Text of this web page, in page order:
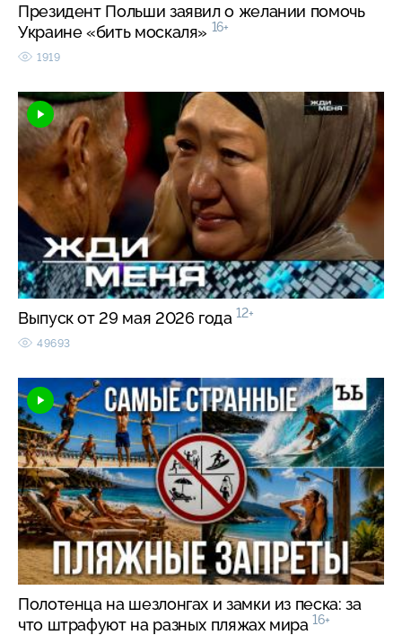
Президент Польши заявил о желании помочь
Украине «бить москаля» 16+
1919
Выпуск от 29 мая 2026 года 12+
49693
Полотенца на шезлонгах и замки из песка: за
что штрафуют на разных пляжах мира 16+